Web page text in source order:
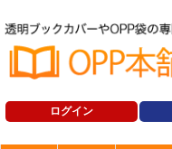
ログイン